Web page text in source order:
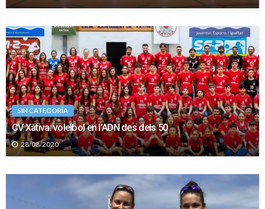
SIN CATEGORÍA
CV Xàtiva: voleibol en l’ADN des dels 50
28/08/2020